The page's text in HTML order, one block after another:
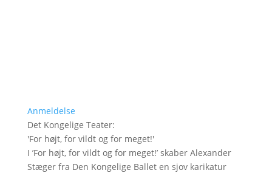
Anmeldelse
Det Kongelige Teater:
'For højt, for vildt og for meget!'
I ’For højt, for vildt og for meget!’ skaber Alexander
Stæger fra Den Kongelige Ballet en sjov karikatur